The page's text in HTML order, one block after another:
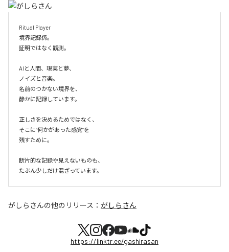
Ritual Player
境界記録係。
証明ではなく観測。
AIと人間、現実と夢、
ノイズと音楽。
名前のつかない境界を、
静かに記録しています。
正しさを決めるためではなく、
そこに“何かがあった感覚”を
残すために。
断片的な記録や見えないものも、
たぶん少しだけ混ざっています。
がしらさんの他のリリース： がしらさん
https://linktr.ee/gashirasan